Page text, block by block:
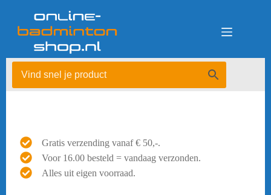
Gratis verzending vanaf € 50,-.
Voor 16.00 besteld = vandaag verzonden.
Alles uit eigen voorraad.